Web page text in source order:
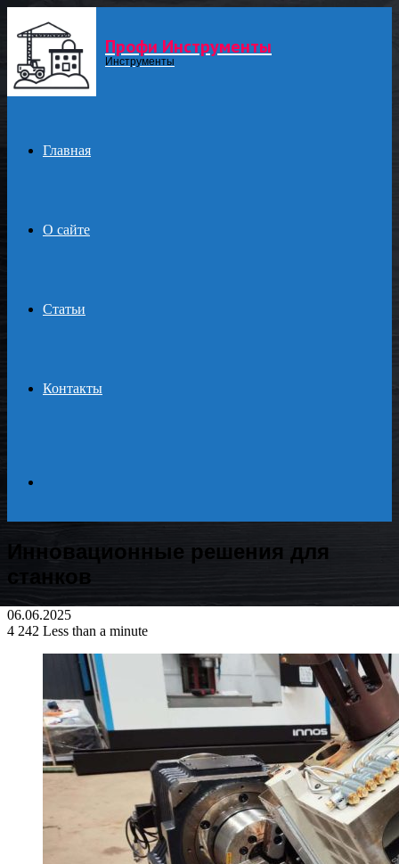
Menu Профи Инструменты
Инструменты
Главная
О сайте
Статьи
Контакты
for
Инновационные решения для
станков
06.06.2025
4 242 Less than a minute